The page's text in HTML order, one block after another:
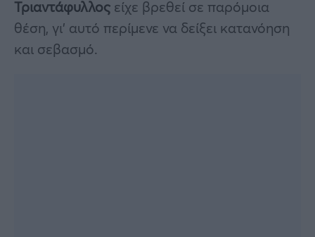
Τριαντάφυλλος είχε βρεθεί σε παρόμοια
θέση, γι’ αυτό περίμενε να δείξει κατανόηση
και σεβασμό.